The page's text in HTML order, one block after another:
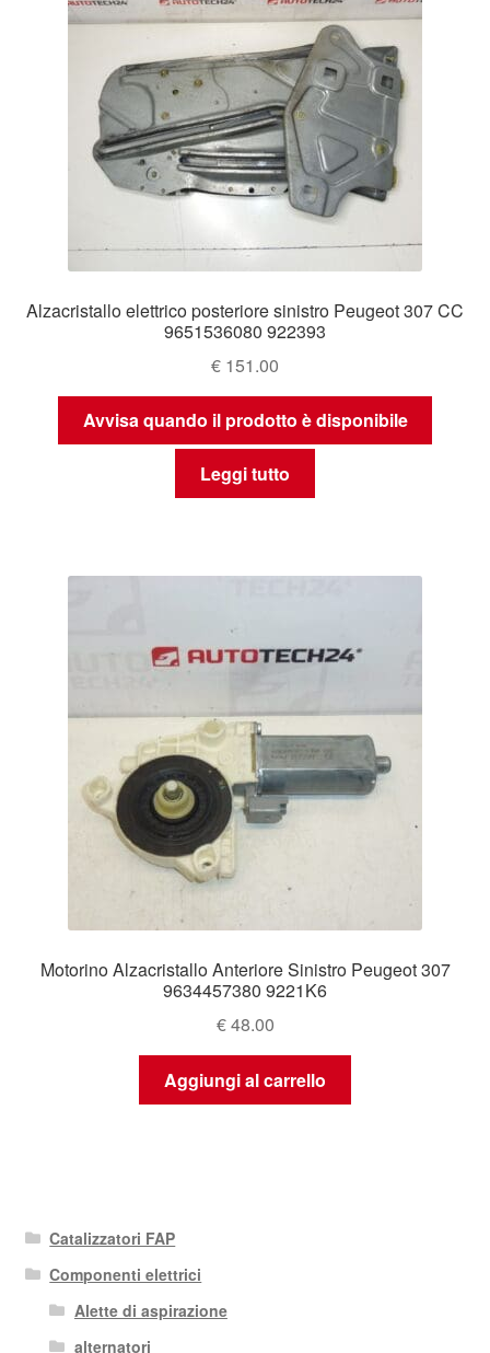
Alzacristallo elettrico posteriore sinistro Peugeot 307 CC
9651536080 922393
€ 151.00
Avvisa quando il prodotto è disponibile
Leggi tutto
Motorino Alzacristallo Anteriore Sinistro Peugeot 307
9634457380 9221K6
€48.00
Aggiungi al carrello
Catalizzatori FAP
Componenti elettrici
Alette di aspirazione
alternatori